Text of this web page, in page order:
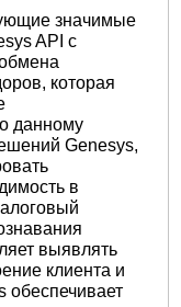
значимые
API с
которая
данному
Genesys,
в
выявлять
клиента и
обеспечивает